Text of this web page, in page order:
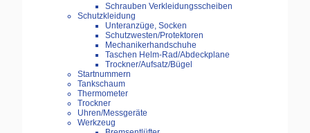
Schrauben Verkleidungsscheiben
Schutzkleidung
Unteranzüge, Socken
Schutzwesten/Protektoren
Mechanikerhandschuhe
Taschen Helm-Rad/Abdeckplane
Trockner/Aufsatz/Bügel
Startnummern
Tankschaum
Thermometer
Trockner
Uhren/Messgeräte
Werkzeug